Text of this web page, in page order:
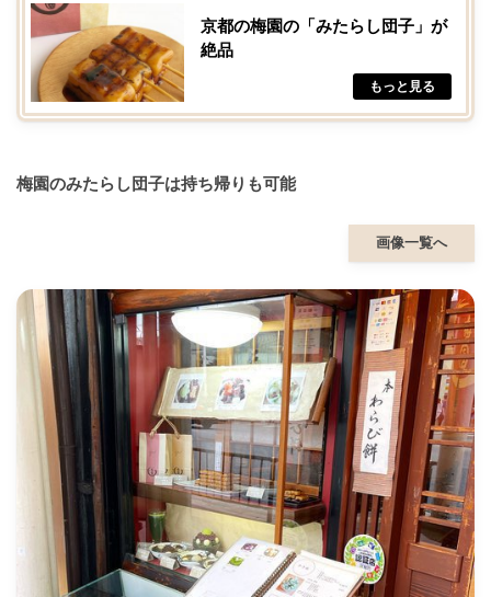
京都の梅園の「みたらし団子」が
絶品
梅園のみたらし団子は持ち帰りも可能
画像一覧へ